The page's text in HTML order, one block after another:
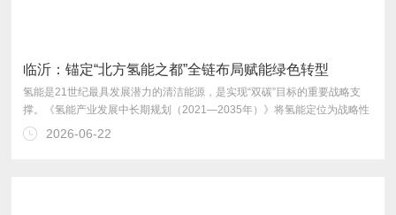
临沂：锚定“北方氢能之都”全链布局赋能绿色转型
2026-06-22